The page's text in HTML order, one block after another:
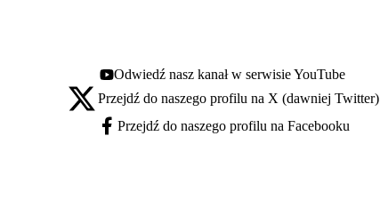
Youtube - otwiera się w nowej karcie
Odwiedź nasz kanał w serwisie YouTube
X - otwiera się w nowej karcie
Przejdź do naszego profilu na X (dawniej Twitter)
Facebook - otwiera się w nowej karcie
Przejdź do naszego profilu na Facebooku